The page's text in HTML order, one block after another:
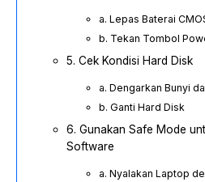
a. Lepas Baterai
b. Tekan Tombol
5. Cek Kondisi Hard Disk
a. Dengarkan Bunyi
b. Ganti Hard Disk
6. Gunakan Safe Mode
Software
a. Nyalakan Laptop